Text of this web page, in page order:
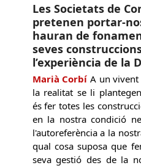
Les Societats de
pretenen portar-
hauran de
seves
l’experiència de la
Marià Corbí A un vivent
la realitat se li
és fer totes les
en la nostra condició
l'autoreferència a la
qual cosa suposa que
seva gestió des de la